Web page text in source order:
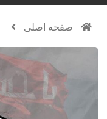
صفحه اصلی